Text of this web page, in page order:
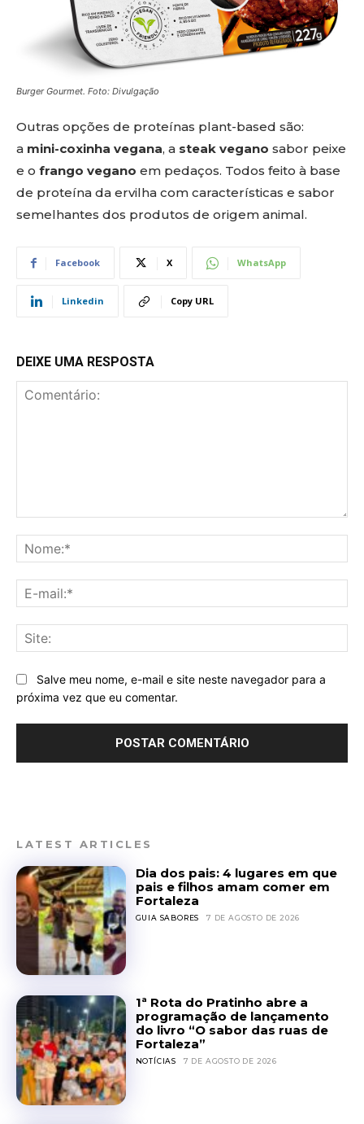
Burger Gourmet. Foto: Divulgação
Outras opções de proteínas plant-based são:
a mini-coxinha vegana, a steak vegano sabor peixe
e o frango vegano em pedaços. Todos feito à base
de proteína da ervilha com características e sabor
semelhantes dos produtos de origem animal.
Facebook X WhatsApp
Linkedin Copy URL
DEIXE UMA RESPOSTA
Salve meu nome, e-mail e site neste navegador para a
próxima vez que eu comentar.
LATEST ARTICLES
Dia dos pais: 4 lugares em que
pais e filhos amam comer em
Fortaleza
GUIA SABORES 7 DE AGOSTO DE 2026
1ª Rota do Pratinho abre a
programação de lançamento
do livro “O sabor das ruas de
Fortaleza”
NOTÍCIAS 7 DE AGOSTO DE 2026